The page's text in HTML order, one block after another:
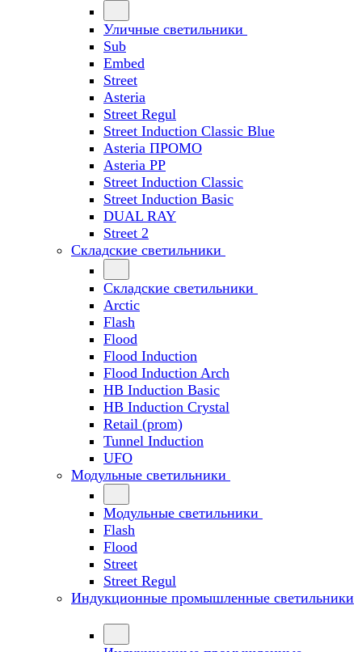
Уличные светильники
Sub
Embed
Street
Asteria
Street Regul
Street Induction Classic Blue
Asteria ПРОМО
Asteria PP
Street Induction Classic
Street Induction Basic
DUAL RAY
Street 2
Складские светильники
Складские светильники
Arctic
Flash
Flood
Flood Induction
Flood Induction Arch
HB Induction Basic
HB Induction Crystal
Retail (prom)
Tunnel Induction
UFO
Модульные светильники
Модульные светильники
Flash
Flood
Street
Street Regul
Индукционные промышленные светильники